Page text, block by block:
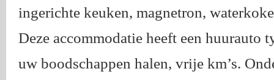
ingerichte keuken, magnetron,
Deze accommodatie heeft een
uw boodschappen halen, vrije km’s.